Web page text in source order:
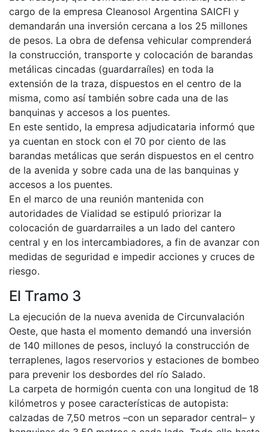
cargo de la empresa Cleanosol Argentina SAICFI y
demandarán una inversión cercana a los 25 millones
de pesos. La obra de defensa vehicular comprenderá
la construcción, transporte y colocación de barandas
metálicas cincadas (guardarraíles) en toda la
extensión de la traza, dispuestos en el centro de la
misma, como así también sobre cada una de las
banquinas y accesos a los puentes.
En este sentido, la empresa adjudicataria informó que
ya cuentan en stock con el 70 por ciento de las
barandas metálicas que serán dispuestos en el centro
de la avenida y sobre cada una de las banquinas y
accesos a los puentes.
En el marco de una reunión mantenida con
autoridades de Vialidad se estipuló priorizar la
colocación de guardarrailes a un lado del cantero
central y en los intercambiadores, a fin de avanzar con
medidas de seguridad e impedir acciones y cruces de
riesgo.
El Tramo 3
La ejecución de la nueva avenida de Circunvalación
Oeste, que hasta el momento demandó una inversión
de 140 millones de pesos, incluyó la construcción de
terraplenes, lagos reservorios y estaciones de bombeo
para prevenir los desbordes del río Salado.
La carpeta de hormigón cuenta con una longitud de 18
kilómetros y posee características de autopista:
calzadas de 7,50 metros –con un separador central– y